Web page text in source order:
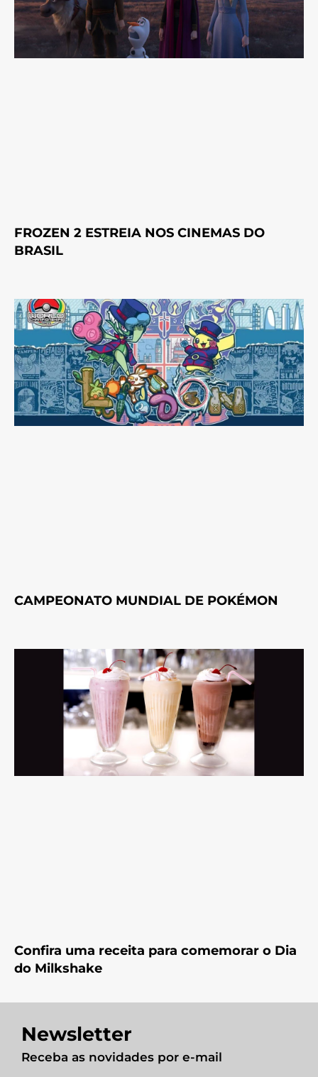
FROZEN 2 ESTREIA NOS CINEMAS DO
BRASIL
CAMPEONATO MUNDIAL DE POKÉMON
Confira uma receita para comemorar o Dia
do Milkshake
Newsletter
Receba as novidades por e-mail